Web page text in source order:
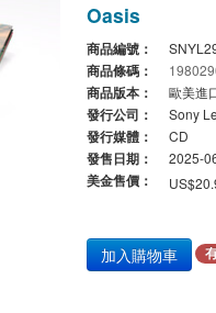
Oasis
商品編號：
商品條碼：
商品版本： 歐美進
發行公司： Sony
發行媒體： CD
發售日期： 2025-
美金售價：
加入購物車